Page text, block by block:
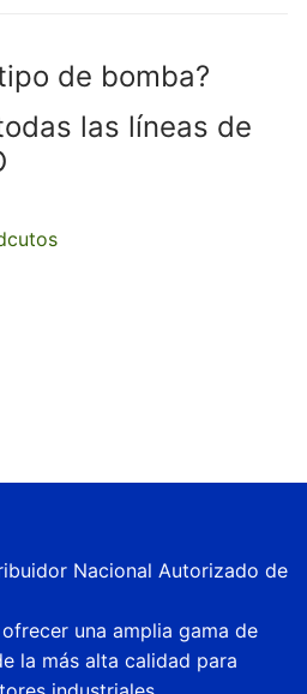
de bomba?
las líneas de
Nacional Autorizado de
una amplia gama de
la más alta calidad para